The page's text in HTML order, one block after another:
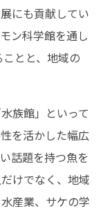
にも貢献してい
ン科学館を通し
とと、地域の
族館」といって
を活かした幅広
話題を持つ魚を
けでなく、地域
産業、サケの学